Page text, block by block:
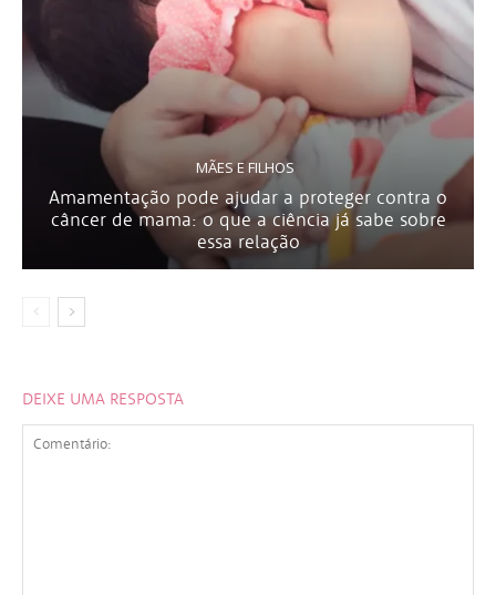
MÃES E FILHOS
Amamentação pode ajudar a proteger contra o
câncer de mama: o que a ciência já sabe sobre
essa relação
DEIXE UMA RESPOSTA